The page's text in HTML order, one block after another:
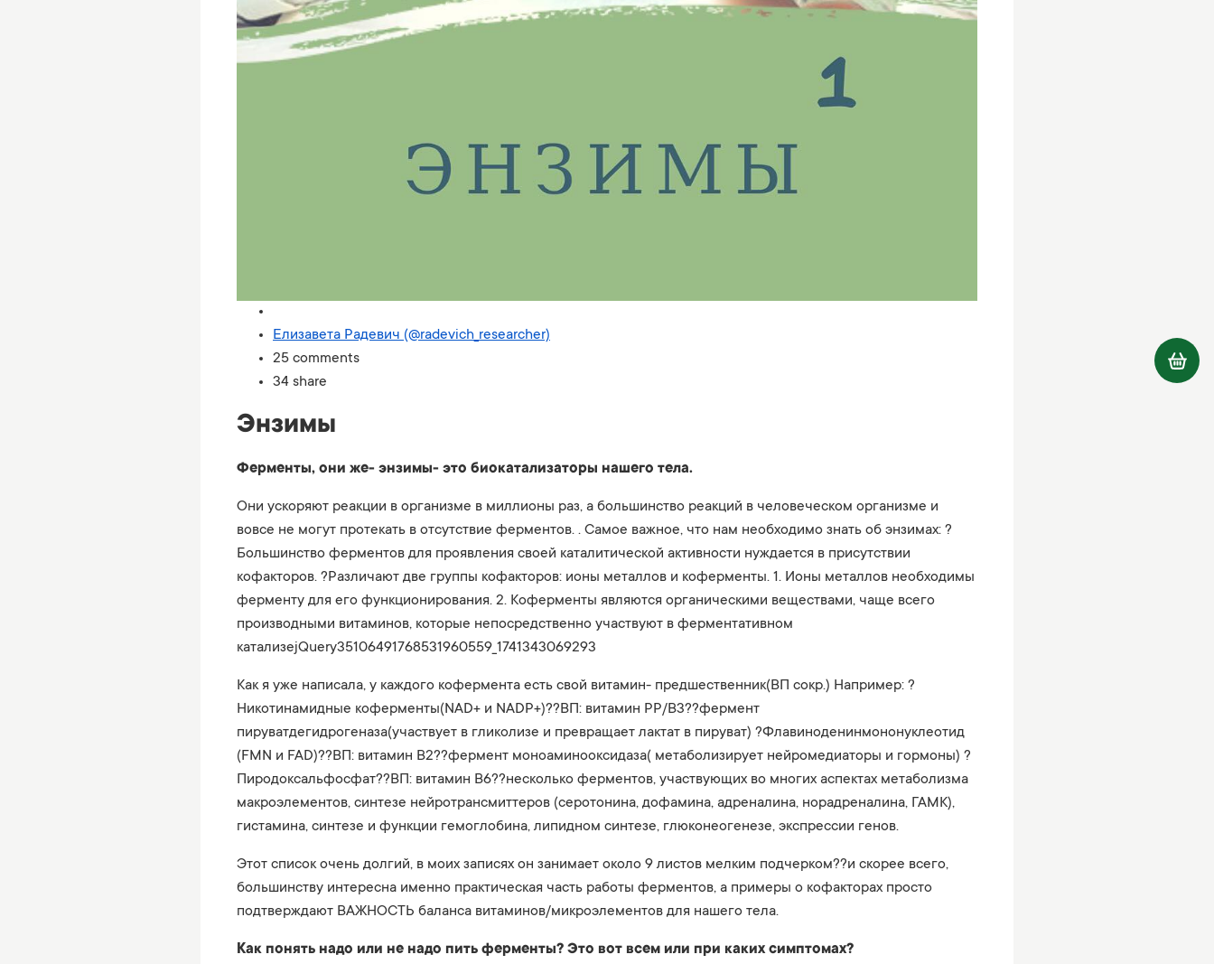
Елизавета Радевич (@radevich_researcher)
25 comments
34 share
Энзимы
Ферменты, они же- энзимы- это биокатализаторы нашего тела.
Они ускоряют реакции в организме в миллионы раз, а большинство реакций в человеческом организме и
вовсе не могут протекать в отсутствие ферментов. . Самое важное, что нам необходимо знать об энзимах: ?
Большинство ферментов для проявления своей каталитической активности нуждается в присутствии
кофакторов. ?Различают две группы кофакторов: ионы металлов и коферменты. 1. Ионы металлов необходимы
ферменту для его функционирования. 2. Коферменты являются органическими веществами, чаще всего
производными витаминов, которые непосредственно участвуют в ферментативном
катализеjQuery35106491768531960559_1741343069293
Как я уже написала, у каждого кофермента есть свой витамин- предшественник(ВП сокр.) Например: ?
Никотинамидные коферменты(NAD+ и NADP+)??ВП: витамин РР/В3??фермент
пируватдегидрогеназа(участвует в гликолизе и превращает лактат в пируват) ?Флавиноденинмононуклеотид
(FMN и FAD)??ВП: витамин В2??фермент моноаминооксидаза( метаболизирует нейромедиаторы и гормоны) ?
Пиродоксальфосфат??ВП: витамин В6??несколько ферментов, участвующих во многих аспектах метаболизма
макроэлементов, синтезе нейротрансмиттеров (серотонина, дофамина, адреналина, норадреналина, ГАМК),
гистамина, синтезе и функции гемоглобина, липидном синтезе, глюконеогенезе, экспрессии генов.
Этот список очень долгий, в моих записях он занимает около 9 листов мелким подчерком??и скорее всего,
большинству интересна именно практическая часть работы ферментов, а примеры о кофакторах просто
подтверждают ВАЖНОСТЬ баланса витаминов/микроэлементов для нашего тела.
Как понять надо или не надо пить ферменты? Это вот всем или при каких симптомах?